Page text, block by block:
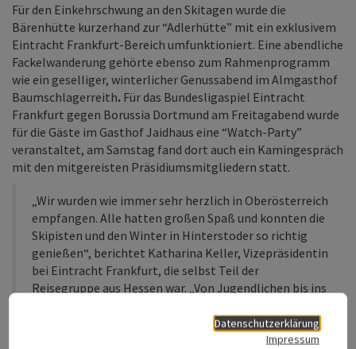
Für den Einkehrschwung an den Skitagen wurde die
Bärenhütte kurzerhand zur “Adlerhütte” mit ein exklusivem
Eintracht Frankfurt-Bereich umfunktioniert. Eine abendliche
Fackelwanderung gehörte ebenso zum Rahmenprogramm
wie ein geselliger, winterlicher Genussabend im Almgasthof
Baumschlagerreith. Für das Bundesligaspiel Eintracht
Frankfurt gegen Borussia Dortmund am Freitagabend wurde
für die Gäste im Gasthof Jaidhaus eine “Watch-Party”
veranstaltet, am Samstag fand dort auch ein Kamingespräch
mit den mitgereisten Präsidiumsmitgliedern statt.
„Wir wurden wie immer sehr herzlich in Oberösterreich
empfangen. Alle hatten großen Spaß und konnten die
Skipisten und den Winter in Hinterstoder so richtig
genießen“, berichtet Katharina Keller, Vizepräsidentin
bei Eintracht Frankfurt, die selbst Teil der
Reisegruppe aus Hessen war. „Von Jugendlichen bis ins
gesamte Eintracht-Familie fühlt sich hier sehr wohl
und wir kommen auch nächsten Winter sicher wieder.“
Datenschutzerklärung
Impressum